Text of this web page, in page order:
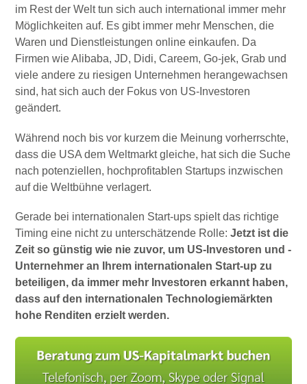
im Rest der Welt tun sich auch international immer mehr
Möglichkeiten auf. Es gibt immer mehr Menschen, die
Waren und Dienstleistungen online einkaufen. Da
Firmen wie Alibaba, JD, Didi, Careem, Go-jek, Grab und
viele andere zu riesigen Unternehmen herangewachsen
sind, hat sich auch der Fokus von US-Investoren
geändert.
Während noch bis vor kurzem die Meinung vorherrschte,
dass die USA dem Weltmarkt gleiche, hat sich die Suche
nach potenziellen, hochprofitablen Startups inzwischen
auf die Weltbühne verlagert.
Gerade bei internationalen Start-ups spielt das richtige
Timing eine nicht zu unterschätzende Rolle: Jetzt ist die
Zeit so günstig wie nie zuvor, um US-Investoren und -
Unternehmer an Ihrem internationalen Start-up zu
beteiligen, da immer mehr Investoren erkannt haben,
dass auf den internationalen Technologiemärkten
hohe Renditen erzielt werden.